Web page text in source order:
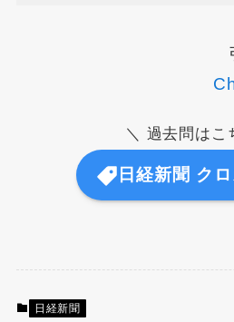
＼ 過去問はこ
日経新聞 ク
日経新聞